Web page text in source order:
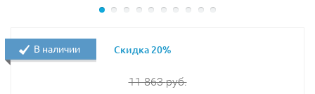
11 863руб.
В наличии Скидка 20%